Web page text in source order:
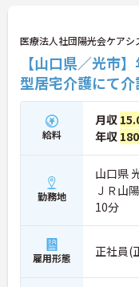
医療法人社団陽光会ケア
【山口県／光市
型居宅介護にて
給料
月収
年収
勤務地
山口県
ＪＲ山
10分
雇用形態 正社員(